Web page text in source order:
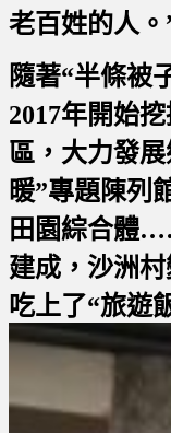
老百姓的人。
隨著“半條被
2017年開始
區，大力發
暖”專題陳列
田園綜合體
建成，沙洲
吃上了“旅遊